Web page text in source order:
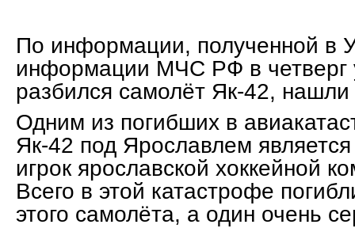
По информации, полученной в
информации МЧС РФ в четверг
разбился самолёт Як-42,
Одним из погибших в
Як-42 под Ярославлем
игрок ярославской хоккейной
Всего в этой катастрофе
этого самолёта, а один очень